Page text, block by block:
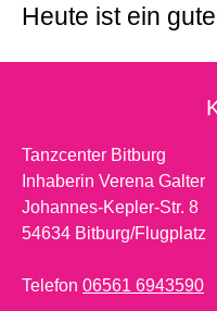
Heute ist ein
Tanzcenter Bitburg
Inhaberin Verena Galter
Johannes-Kepler-Str. 8
54634 Bitburg/Flugplatz
Telefon 06561 6943590